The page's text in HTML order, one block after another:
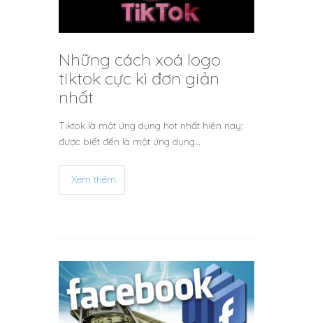
Những cách xoá logo
tiktok cực kì đơn giản
nhất
Tiktok là một ứng dụng hot nhất hiện nay;
được biết đến là một ứng dụng…
Xem thêm